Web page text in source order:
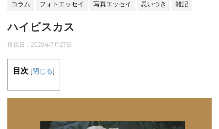
コラム フォトエッセイ 写真エッセイ 思いつき 雑記
ハイビスカス
投稿日： 2020年7月27日
目次 [閉じる]